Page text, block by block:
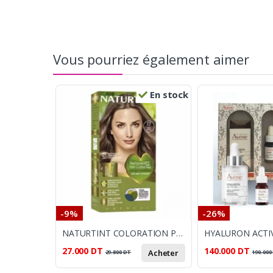
Vous pourriez également aimer
En stock
-9%
NATURTINT COLORATION PERMANENTE 7.7 BLOND MOYEN 170 ML
27.000 DT 29.800DT Acheter
-26%
140.000 DT 190.000